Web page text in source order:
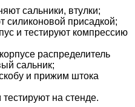
сальники, втулки;
силиконовой присадкой;
и тестируют компрессию
распределитель
сальник;
и прижим штока
на стенде.